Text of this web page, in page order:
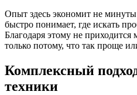
Опыт здесь экономит не
быстро понимает, где искать
Благодаря этому не приходится
только потому, что так проще
Комплексный
техники